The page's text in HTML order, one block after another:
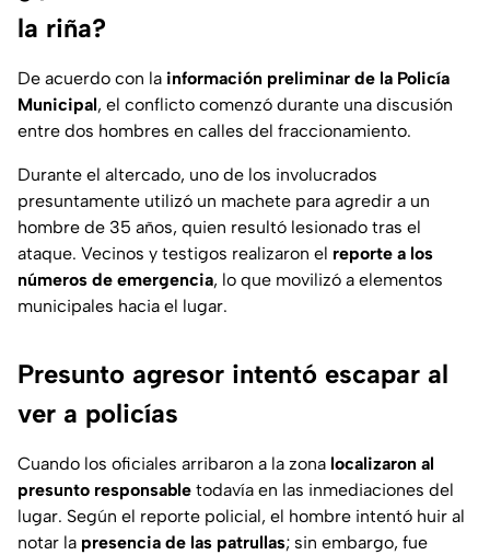
la riña?
De acuerdo con la información preliminar de la Policía
Municipal, el conflicto comenzó durante una discusión
entre dos hombres en calles del fraccionamiento.
Durante el altercado, uno de los involucrados
presuntamente utilizó un machete para agredir a un
hombre de 35 años, quien resultó lesionado tras el
ataque. Vecinos y testigos realizaron el reporte a los
números de emergencia, lo que movilizó a elementos
municipales hacia el lugar.
Presunto agresor intentó escapar al
ver a policías
Cuando los oficiales arribaron a la zona localizaron al
presunto responsable todavía en las inmediaciones del
lugar. Según el reporte policial, el hombre intentó huir al
notar la presencia de las patrullas; sin embargo, fue